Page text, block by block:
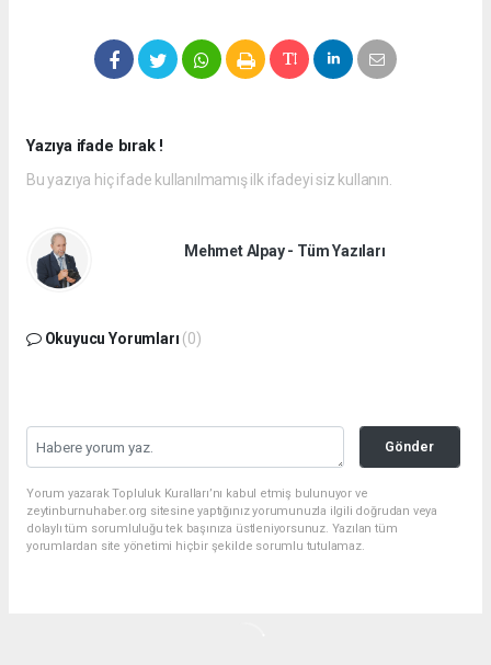
Yazıya ifade bırak !
Bu yazıya hiç ifade kullanılmamış ilk ifadeyi siz kullanın.
Mehmet Alpay - Tüm Yazıları
Okuyucu Yorumları (0)
Gönder
Yorum yazarak Topluluk Kuralları’nı kabul etmiş bulunuyor ve
zeytinburnuhaber.org sitesine yaptığınız yorumunuzla ilgili doğrudan veya
dolaylı tüm sorumluluğu tek başınıza üstleniyorsunuz. Yazılan tüm
yorumlardan site yönetimi hiçbir şekilde sorumlu tutulamaz.